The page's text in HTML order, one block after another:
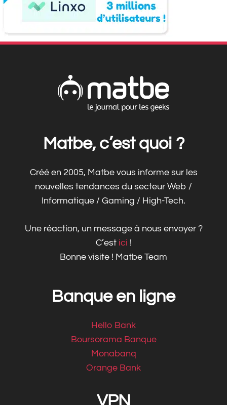
Matbe, c’est quoi ?
Créé en 2005, Matbe vous informe sur les
nouvelles tendances du secteur Web /
Informatique / Gaming / High-Tech.
Une réaction, un message à nous envoyer ?
C’est ici !
Bonne visite ! Matbe Team
Banque en ligne
Hello Bank
Boursorama Banque
Monabanq
Orange Bank
VPN